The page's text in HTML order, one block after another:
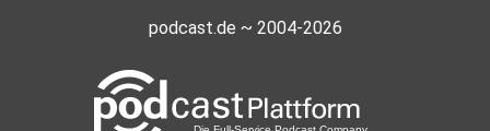
podcast.de ~ 2004-2026